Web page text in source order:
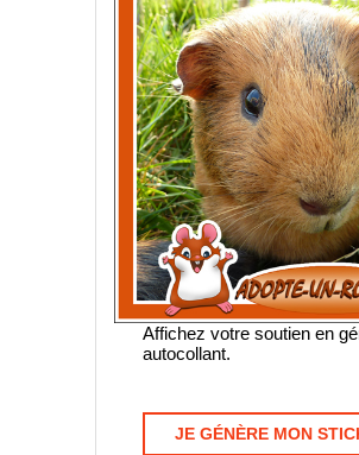
Affichez votre soutien en
autocollant.
JE GÉNÈRE MON